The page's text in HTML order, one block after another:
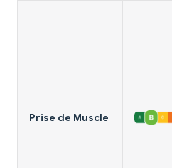
Prise de Muscle